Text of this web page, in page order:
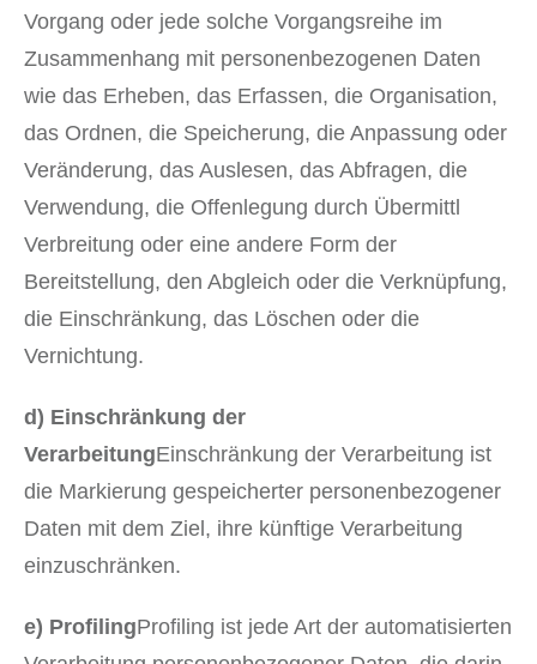
Vorgang oder jede solche Vorgangsreihe im
Zusammenhang mit personenbezogenen Daten
wie das Erheben, das Erfassen, die Organisation,
das Ordnen, die Speicherung, die Anpassung oder
Veränderung, das Auslesen, das Abfragen, die
Verwendung, die Offenlegung durch Übermittl
Verbreitung oder eine andere Form der
Bereitstellung, den Abgleich oder die Verknüpfung,
die Einschränkung, das Löschen oder die
Vernichtung.
d) Einschränkung der
VerarbeitungEinschränkung der Verarbeitung ist
die Markierung gespeicherter personenbezogener
Daten mit dem Ziel, ihre künftige Verarbeitung
einzuschränken.
e) ProfilingProfiling ist jede Art der automatisierten